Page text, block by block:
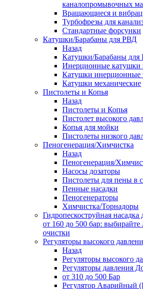
каналопромывочных
Вращающиеся и
Турбофрезы для
Стандартные форсунки
Катушки/Барабаны для РВД
Назад
Катушки/Барабаны
Инерционные катушки
Катушки инерционные
Катушки механические
Пистолеты и Копья
Назад
Пистолеты и Копья
Пистолет высокого
Копья для мойки
Пистолеты низкого
Пеногенерация/Химчистка
Назад
Пеногенерация/
Насосы дозаторы
Пистолеты для пены в
Пенные насадки
Пеногенераторы
Химчистка/Торнадоры
Гидропескоструйная
от 160 до 500 бар:
очистки
Регуляторы высокого
Назад
Регуляторы высокого
Регуляторы давления
от 310 до 500 Бар
Регулятор Аварийный